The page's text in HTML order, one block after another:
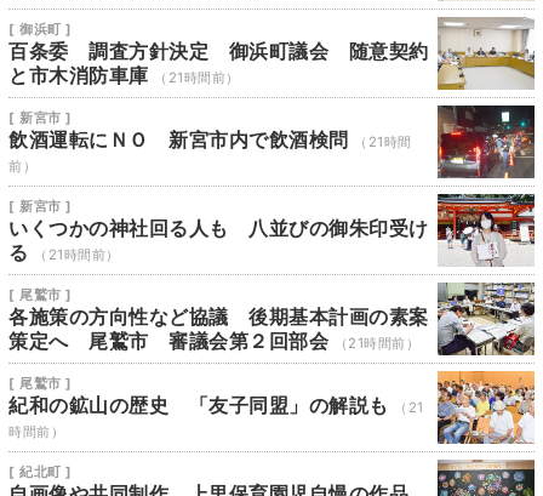
[ 御浜町 ]
百条委 調査方針決定 御浜町議会 随意契約
と市木消防車庫
（21時間前）
[ 新宮市 ]
飲酒運転にＮＯ 新宮市内で飲酒検問
（21時間
前）
[ 新宮市 ]
いくつかの神社回る人も 八並びの御朱印受け
る
（21時間前）
[ 尾鷲市 ]
各施策の方向性など協議 後期基本計画の素案
策定へ 尾鷲市 審議会第２回部会
（21時間前）
[ 尾鷲市 ]
紀和の鉱山の歴史 「友子同盟」の解説も
（21
時間前）
[ 紀北町 ]